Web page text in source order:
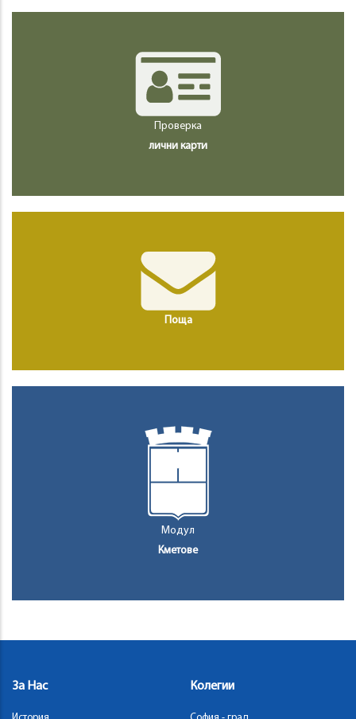
Проверка
лични карти
Поща
Модул
Кметове
За Нас Колегии